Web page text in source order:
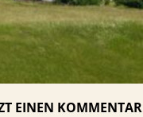
EINEN KOMMENTAR